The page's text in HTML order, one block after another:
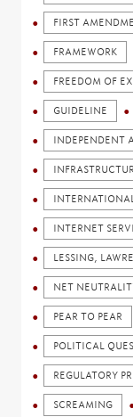
FIRST
FRAMEWORK
FREEDOM OF
GUIDELINE
INDEPENDENT
INTERNET
LESSING,
NET
PEAR TO PEAR
POLITICAL
REGULATORY
SCREAMING